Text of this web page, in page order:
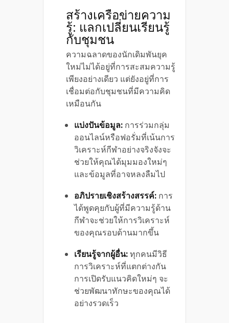
สร้างเครือข่ายความ
รู้: แลกเปลี่ยนเรียนรู้
กับชุมชน
ความฉลาดของนักเดิมพันยุค
ใหม่ไม่ได้อยู่ที่การสะสมความรู้
เพียงอย่างเดียว แต่ยังอยู่ที่การ
เชื่อมต่อกับชุมชนที่มีความคิด
เหมือนกัน
แบ่งปันข้อมูล: การร่วมกลุ่ม
ออนไลน์หรือฟอรั่มที่เน้นการ
วิเคราะห์กีฬาอย่างจริงจังจะ
ช่วยให้คุณได้มุมมองใหม่ๆ
และข้อมูลที่อาจหลงลืมไป
อภิปรายเชิงสร้างสรรค์: การ
ได้พูดคุยกับผู้ที่มีความรู้ด้าน
กีฬาจะช่วยให้การวิเคราะห์
ของคุณรอบด้านมากขึ้น
เรียนรู้จากผู้อื่น:ทุกคนมีวิธี
การวิเคราะห์ที่แตกต่างกัน
การเปิดรับแนวคิดใหม่ๆ จะ
ช่วยพัฒนาทักษะของคุณได้
อย่างรวดเร็ว